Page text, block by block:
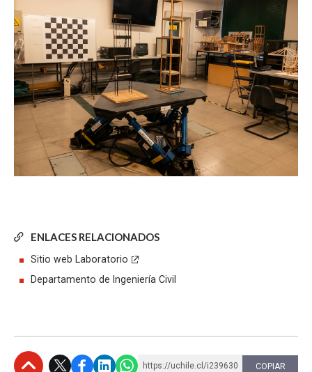
ENLACES RELACIONADOS
Sitio web Laboratorio
Departamento de Ingeniería Civil
https://uchile.cl/i239630 COPIAR